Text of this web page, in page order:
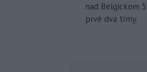
nad Belgickom
prvé dva tímy.